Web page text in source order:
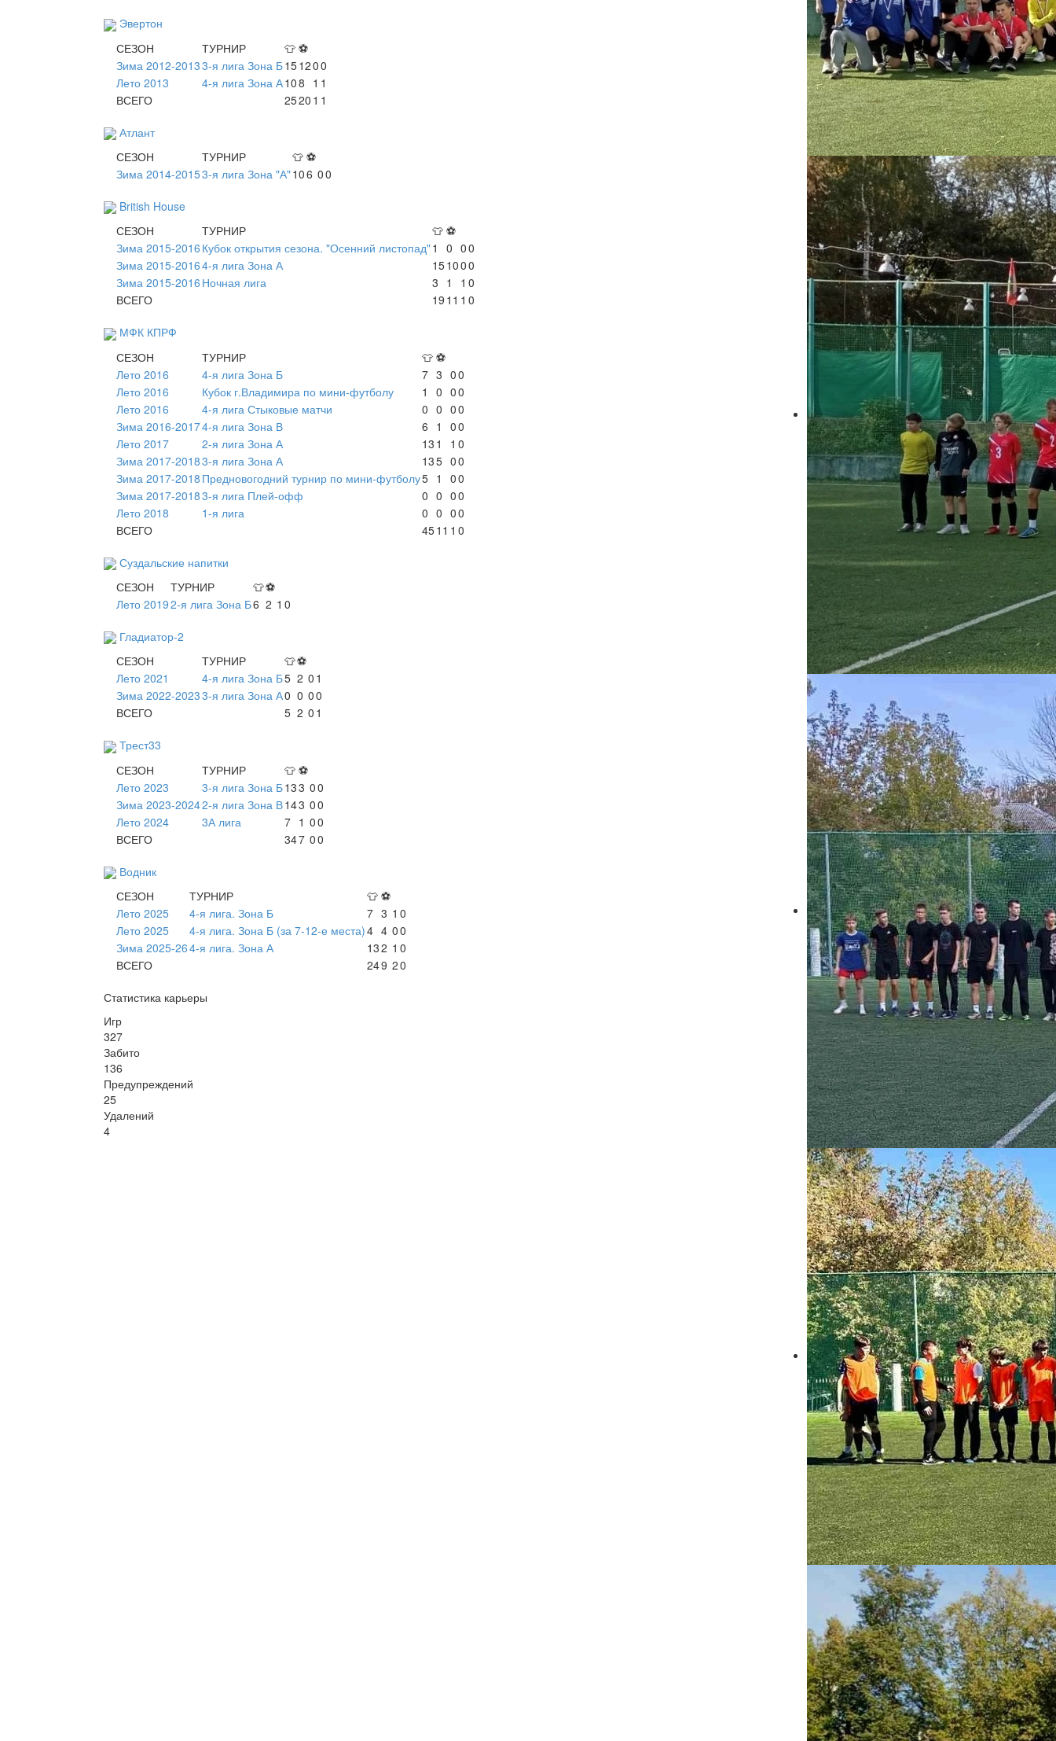
Эвертон
СЕЗОН
ТУРНИР 👕 ⚽
Зима 2012-20133-я лига Зона Б151200
Лето 2013
4-я лига Зона А108 1 1
ВСЕГО
2520 1 1
Атлант
СЕЗОН
ТУРНИР 👕 ⚽
Зима 2014-20153-я лига Зона "А"106 00
British House
СЕЗОН
ТУРНИР 👕 ⚽
Зима 2015-2016 Кубок открытия сезона. "Осенний листопад"1 0 00
Зима 2015-20164-я лига Зона А 151000
Зима 2015-2016 Ночная лига 3 1 1 0
ВСЕГО
19 11 1 0
МФК КПРФ
СЕЗОН
ТУРНИР 👕 ⚽
Лето 2016
4-я лига Зона Б 7 3 00
Лето 2016
Кубок г.Владимира по мини-футболу 1 0 00
Лето 2016
4-я лига Стыковые матчи 0 0 00
Зима 2016-20174-я лига Зона В 6 1 00
Лето 2017
2-я лига Зона А 13 1 1 0
Зима 2017-20183-я лига Зона А 135 00
Зима 2017-2018 Предновогодний турнир по мини-футболу5 1 00
Зима 2017-20183-я лига Плей-офф 0 0 00
Лето 2018
1-я лига 0 0 00
ВСЕГО
4511 1 0
Суздальские напитки
СЕЗОН
ТУРНИР 👕⚽
Лето 20192-я лига Зона Б6 2 1 0
Гладиатор-2
СЕЗОН
ТУРНИР 👕⚽
Лето 2021
4-я лига Зона Б5 2 0 1
Зима 2022-20233-я лига Зона А0 0 00
ВСЕГО
5 2 0 1
Трест33
СЕЗОН
ТУРНИР 👕 ⚽
Лето 2023
3-я лига Зона Б133 00
Зима 2023-20242-я лига Зона В143 00
Лето 2024
3А лига 7 1 00
ВСЕГО
347 00
Водник
СЕЗОН
ТУРНИР 👕 ⚽
Лето 2025
4-я лига. Зона Б 7 3 1 0
Лето 2025
4-я лига. Зона Б (за 7-12-е места)4 4 00
Зима 2025-264-я лига. Зона А 132 1 0
ВСЕГО
249 20
Статистика карьеры
Игр
327
Забито
136
Предупреждений
25
Удалений
4